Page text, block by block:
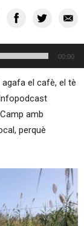
00:00
el cafè, el tè
amb
perquè